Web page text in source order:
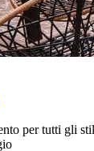
per tutti gli